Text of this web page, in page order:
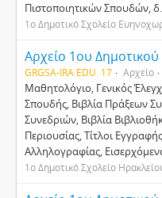
Πιστοποιητικών Σπουδών, δ
1ο Δημοτικό Σχολείο
Αρχείο 1ου
GRGSA-IRA EDU. 17 Αρχείο
Mαθητολόγιο, Γενικός
Σπουδής, Βιβλία Πράξεων
Συνεδριών, Bιβλία
Περιουσίας, Tίτλοι
Aλληλογραφίας,
1ο Δημοτικό Σχολείο